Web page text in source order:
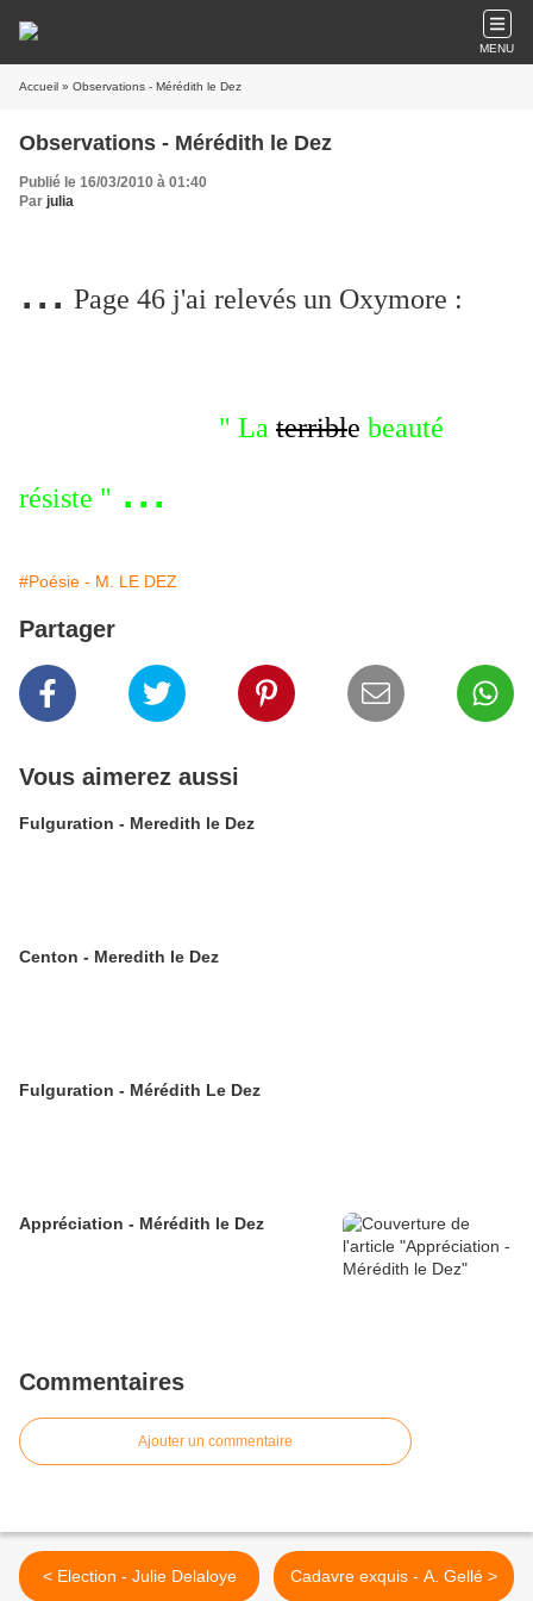
MENU
Accueil » Observations - Mérédith le Dez
Observations - Mérédith le Dez
Publié le 16/03/2010 à 01:40
Par julia
... Page 46 j'ai relevés un Oxymore :
" La terrible beauté
résiste " ...
#Poésie - M. LE DEZ
Partager
Vous aimerez aussi
Fulguration - Meredith le Dez
Centon - Meredith le Dez
Fulguration - Mérédith Le Dez
Appréciation - Mérédith le Dez
Commentaires
Ajouter un commentaire
< Election - Julie Delaloye Cadavre exquis - A. Gellé >